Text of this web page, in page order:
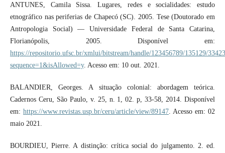
ANTUNES, Camila Sissa. Lugares, redes e socialidades: estudo
etnográfico nas periferias de Chapecó (SC). 2005. Tese (Doutorado em
Antropologia Social) — Universidade Federal de Santa Catarina,
Florianópolis, 2005. Disponível em:
https://repositorio.ufsc.br/xmlui/bitstream/handle/123456789/135129/
sequence=1&isAllowed=y. Acesso em: 10 out. 2021.
BALANDIER, Georges. A situação colonial: abordagem teórica.
Cadernos Ceru, São Paulo, v. 25, n. 1, 02. p, 33-58, 2014. Disponível
em: https://www.revistas.usp.br/ceru/article/view/89147. Acesso em: 02
maio 2021.
BOURDIEU, Pierre. A distinção: crítica social do julgamento. 2. ed.